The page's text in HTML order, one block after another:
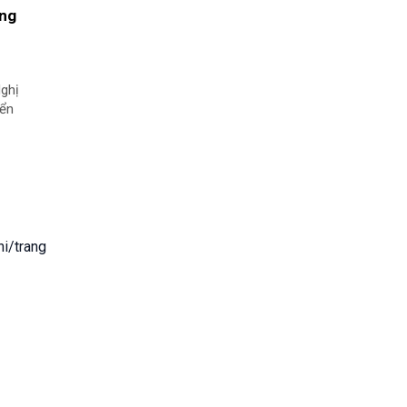
trang